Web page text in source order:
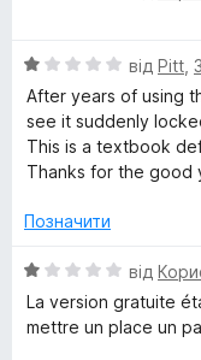
g
u
a
g
e
T
н
к
а
1
з
О
ц
н
к
1
5
від Pitt
After years of using
see it suddenly
This is a textbook
Thanks for the good
Позначити
О
ц
від
La version gratuite
mettre un place un